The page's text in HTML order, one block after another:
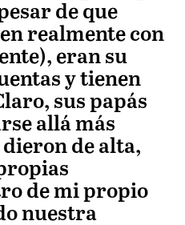
de que
realmente con
eran su
y tienen
sus papás
allá más
de alta,
de mi propio
nuestra